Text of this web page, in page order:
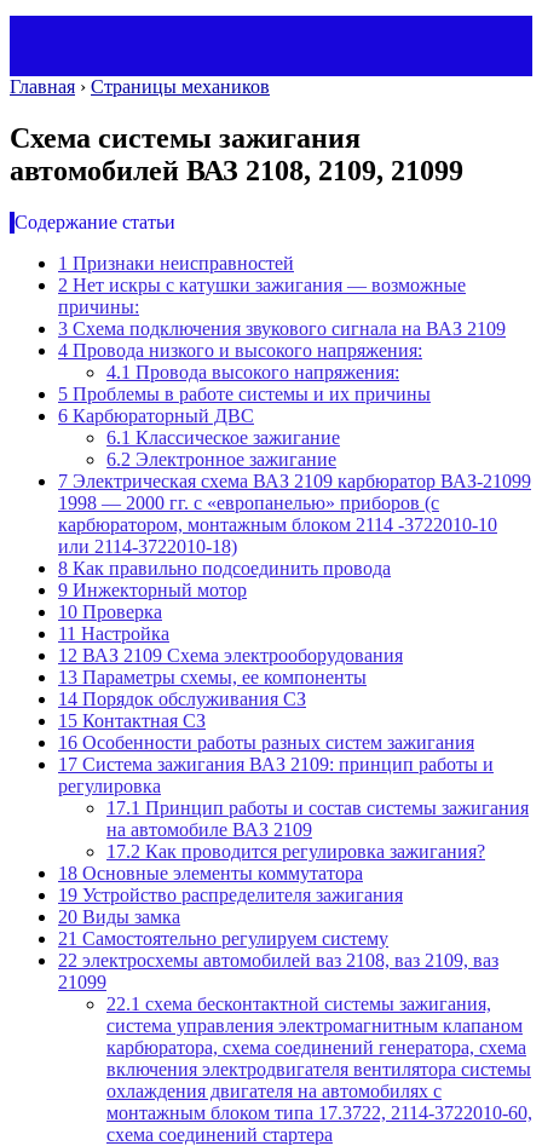
Главная › Страницы механиков
Схема системы зажигания
автомобилей ВАЗ 2108, 2109, 21099
Содержание статьи
1 Признаки неисправностей
2 Нет искры с катушки зажигания — возможные
причины:
3 Схема подключения звукового сигнала на ВАЗ 2109
4 Провода низкого и высокого напряжения:
4.1 Провода высокого напряжения:
5 Проблемы в работе системы и их причины
6 Карбюраторный ДВС
6.1 Классическое зажигание
6.2 Электронное зажигание
7 Электрическая схема ВАЗ 2109 карбюратор ВАЗ-21099
1998 — 2000 гг. с «европанелью» приборов (с
карбюратором, монтажным блоком 2114 -3722010-10
или 2114-3722010-18)
8 Как правильно подсоединить провода
9 Инжекторный мотор
10 Проверка
11 Настройка
12 ВАЗ 2109 Схема электрооборудования
13 Параметры схемы, ее компоненты
14 Порядок обслуживания СЗ
15 Контактная СЗ
16 Особенности работы разных систем зажигания
17 Система зажигания ВАЗ 2109: принцип работы и
регулировка
17.1 Принцип работы и состав системы зажигания
на автомобиле ВАЗ 2109
17.2 Как проводится регулировка зажигания?
18 Основные элементы коммутатора
19 Устройство распределителя зажигания
20 Виды замка
21 Самостоятельно регулируем систему
22 электросхемы автомобилей ваз 2108, ваз 2109, ваз
21099
22.1 схема бесконтактной системы зажигания,
система управления электромагнитным клапаном
карбюратора, схема соединений генератора, схема
включения электродвигателя вентилятора системы
охлаждения двигателя на автомобилях с
монтажным блоком типа 17.3722, 2114-3722010-60,
схема соединений стартера